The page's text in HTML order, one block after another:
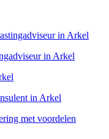
in Arkel
in Arkel
in Arkel
met voordelen